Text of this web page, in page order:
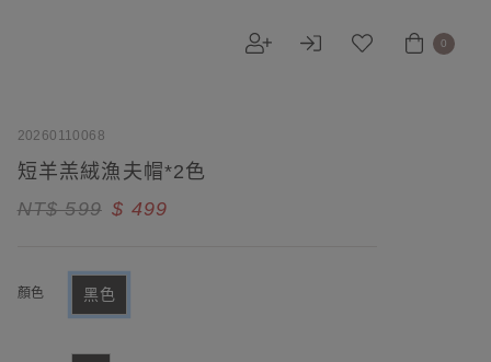
0
20260110068
短羊羔絨漁夫帽*2色
NT$ 599 $ 499
顏色 黑色